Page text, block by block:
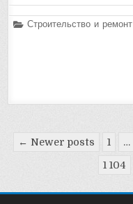
Posted
Строительство и ремонт
Пагинация
← Newer posts 1 …
1 104